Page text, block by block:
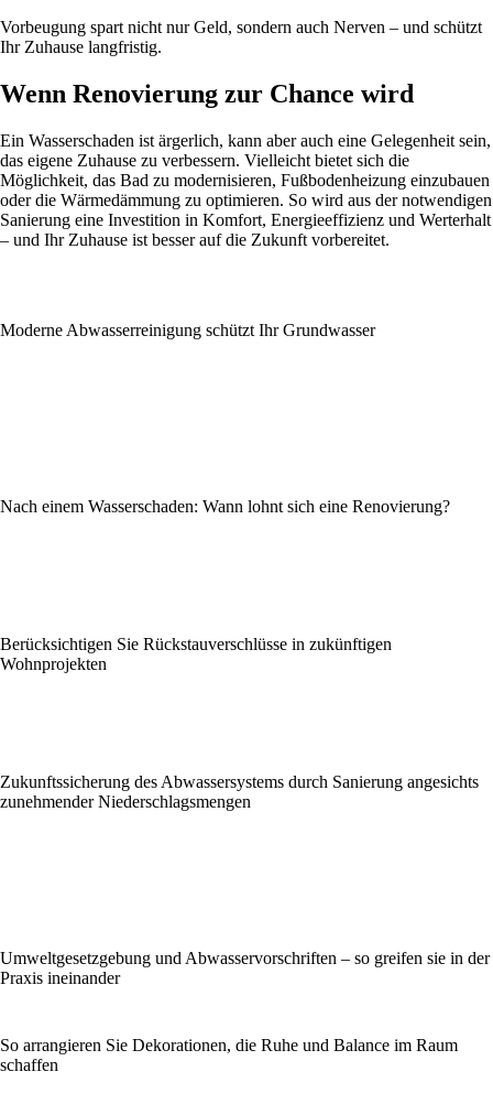
Vorbeugung spart nicht nur Geld, sondern auch Nerven – und schützt
Ihr Zuhause langfristig.
Wenn Renovierung zur Chance wird
Ein Wasserschaden ist ärgerlich, kann aber auch eine Gelegenheit sein,
das eigene Zuhause zu verbessern. Vielleicht bietet sich die
Möglichkeit, das Bad zu modernisieren, Fußbodenheizung einzubauen
oder die Wärmedämmung zu optimieren. So wird aus der notwendigen
Sanierung eine Investition in Komfort, Energieeffizienz und Werterhalt
– und Ihr Zuhause ist besser auf die Zukunft vorbereitet.
Moderne Abwasserreinigung schützt Ihr Grundwasser
Nach einem Wasserschaden: Wann lohnt sich eine Renovierung?
Berücksichtigen Sie Rückstauverschlüsse in zukünftigen
Wohnprojekten
Zukunftssicherung des Abwassersystems durch Sanierung angesichts
zunehmender Niederschlagsmengen
Umweltgesetzgebung und Abwasservorschriften – so greifen sie in der
Praxis ineinander
So arrangieren Sie Dekorationen, die Ruhe und Balance im Raum
schaffen